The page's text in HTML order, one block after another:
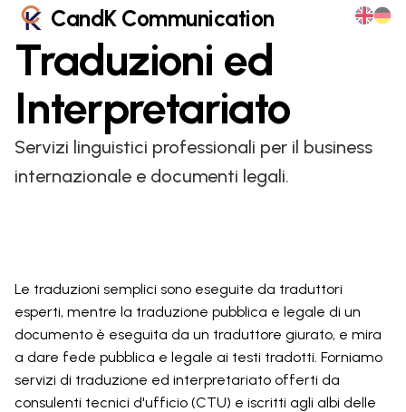
CandK Communication
Traduzioni ed
Interpretariato
Servizi linguistici professionali per il business
internazionale e documenti legali.
Le traduzioni semplici sono eseguite da traduttori
esperti, mentre la traduzione pubblica e legale di un
documento è eseguita da un traduttore giurato, e mira
a dare fede pubblica e legale ai testi tradotti. Forniamo
servizi di traduzione ed interpretariato offerti da
consulenti tecnici d'ufficio (CTU) e iscritti agli albi delle